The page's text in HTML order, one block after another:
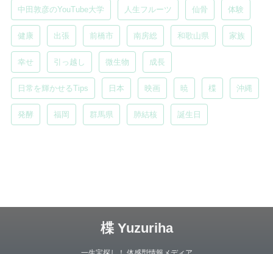
中田敦彦のYouTube大学 人生フルーツ 仙骨 体験
健康 出張 前橋市 南房総 和歌山県 家族
幸せ 引っ越し 微生物 成長
日常を輝かせるTips 日本 映画 暁 楪 沖縄
発酵 福岡 群馬県 肺結核 誕生日
楪 Yuzuriha